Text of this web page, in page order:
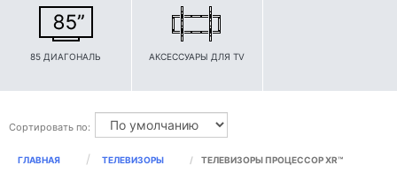
85 ДИАГОНАЛЬ АКСЕССУАРЫ ДЛЯ TV
Сортировать по:
ГЛАВНАЯ ТЕЛЕВИЗОРЫ ТЕЛЕВИЗОРЫ ПРОЦЕССОР XR™